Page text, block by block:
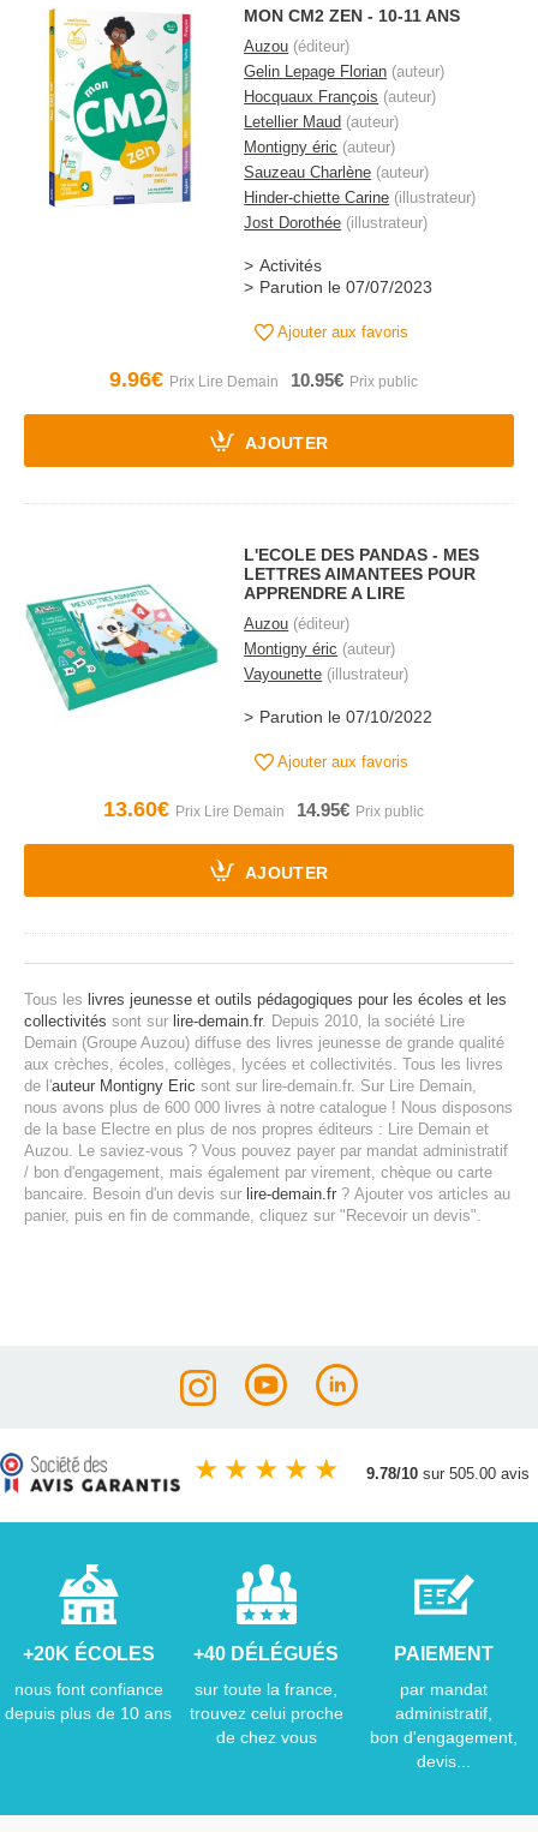
MON CM2 ZEN - 10-11 ANS
Auzou (éditeur)
Gelin Lepage Florian (auteur)
Hocquaux François (auteur)
Letellier Maud (auteur)
Montigny éric (auteur)
Sauzeau Charlène (auteur)
Hinder-chiette Carine (illustrateur)
Jost Dorothée (illustrateur)
Activités
Parution le 07/07/2023
Ajouter aux favoris
9.96€ 10.95€
AJOUTER
L'ECOLE DES PANDAS - MES
LETTRES AIMANTEES POUR
APPRENDRE A LIRE
Auzou (éditeur)
Montigny éric (auteur)
Vayounette (illustrateur)
Parution le 07/10/2022
Ajouter aux favoris
13.60€ 14.95€
AJOUTER
Tous les livres jeunesse et outils pédagogiques pour les écoles et les
collectivités sont sur lire-demain.fr. Depuis 2010, la société Lire
Demain (Groupe Auzou) diffuse des livres jeunesse de grande qualité
aux crèches, écoles, collèges, lycées et collectivités. Tous les livres
de l'auteur Montigny Eric sont sur lire-demain.fr. Sur Lire Demain,
nous avons plus de 600 000 livres à notre catalogue ! Nous disposons
de la base Electre en plus de nos propres éditeurs : Lire Demain et
Auzou. Le saviez-vous ? Vous pouvez payer par mandat administratif
/ bon d'engagement, mais également par virement, chèque ou carte
bancaire. Besoin d'un devis sur lire-demain.fr ? Ajouter vos articles au
panier, puis en fin de commande, cliquez sur "Recevoir un devis".
★ ★ ★ ★ ★ 9.78/10 sur 505.00 avis
+20K ÉCOLES
nous font confiance
depuis plus de 10 ans
+40 DÉLÉGUÉS
sur toute la france,
trouvez celui proche
de chez vous
PAIEMENT
par mandat
administratif,
bon d'engagement,
devis...